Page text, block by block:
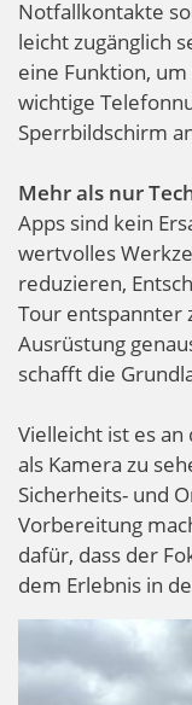
Notfallkontakte
leicht zugänglich
eine Funktion,
wichtige
Sperrbildschirm
Mehr als nur
Apps sind kein
wertvolles
reduzieren,
Tour entspannter
Ausrüstung
schafft die
Vielleicht ist es
als Kamera zu
Sicherheits- und
Vorbereitung
dafür, dass der
dem Erlebnis in